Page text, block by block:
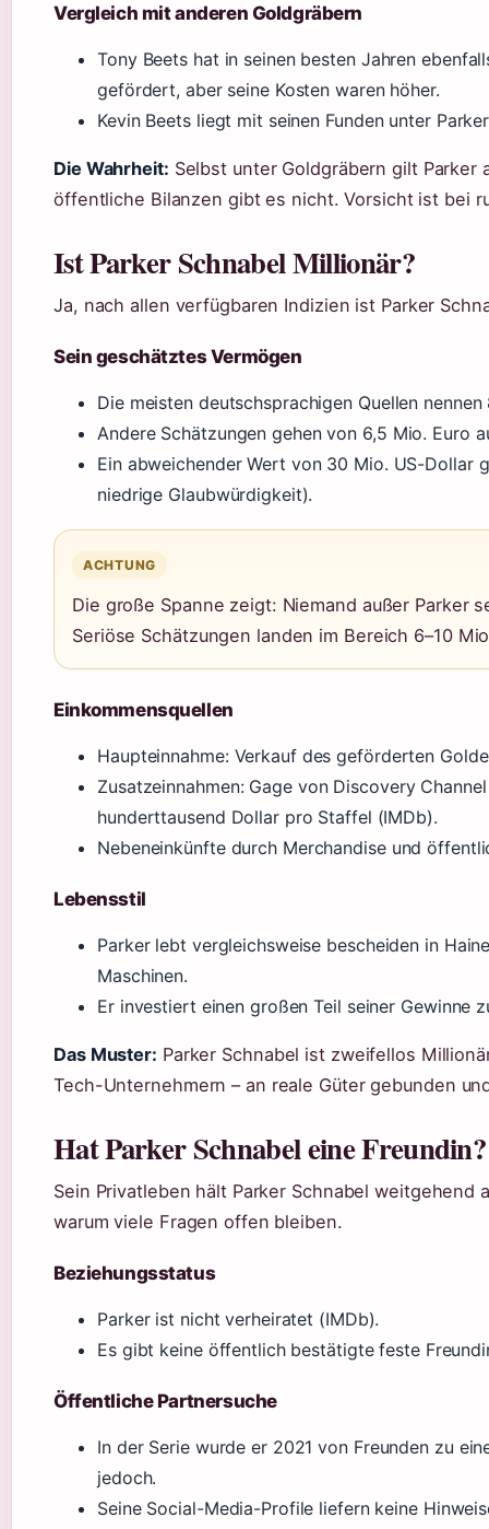
Vergleich mit anderen Goldgräbern
Tony Beets hat in seinen besten Jahren
gefördert, aber seine Kosten waren höher.
Kevin Beets liegt mit seinen Funden unter
Die Wahrheit: Selbst unter Goldgräbern gilt
öffentliche Bilanzen gibt es nicht. Vorsicht ist bei
Ist Parker Schnabel Millionär?
Ja, nach allen verfügbaren Indizien ist Parker
Sein geschätztes Vermögen
Die meisten deutschsprachigen Quellen
Andere Schätzungen gehen von 6,5 Mio. Euro
Ein abweichender Wert von 30 Mio. US-Dollar
niedrige Glaubwürdigkeit).
ACHTUNG
Die große Spanne zeigt: Niemand außer Parker
Seriöse Schätzungen landen im Bereich 6–10
Einkommensquellen
Haupteinnahme: Verkauf des geförderten
Zusatzeinnahmen: Gage von Discovery
hunderttausend Dollar pro Staffel (IMDb).
Nebeneinkünfte durch Merchandise und
Lebensstil
Parker lebt vergleichsweise bescheiden in
Maschinen.
Er investiert einen großen Teil seiner Gewinne
Das Muster: Parker Schnabel ist zweifellos
Tech-Unternehmern – an reale Güter gebunden
Hat Parker Schnabel eine Freundin?
Sein Privatleben hält Parker Schnabel weitgehend
warum viele Fragen offen bleiben.
Beziehungsstatus
Parker ist nicht verheiratet (IMDb).
Es gibt keine öffentlich bestätigte feste
Öffentliche Partnersuche
In der Serie wurde er 2021 von Freunden zu
jedoch.
Seine Social-Media-Profile liefern keine